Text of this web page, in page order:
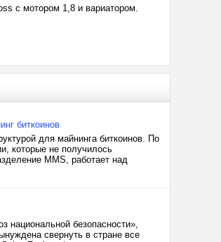
с мотором 1,8 и вариатором.
биткоинов
для майнинга биткоинов. По
которые не получилось
MMS, работает над
национальной безопасности»,
свернуть в стране все